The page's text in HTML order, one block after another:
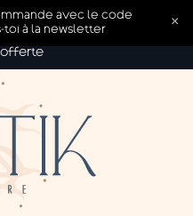
offerte
avec le code
toi à la newsletter
×